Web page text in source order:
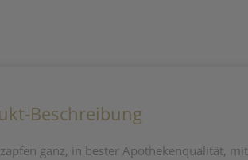
Beschreibung
ganz, in bester Apothekenqualität,